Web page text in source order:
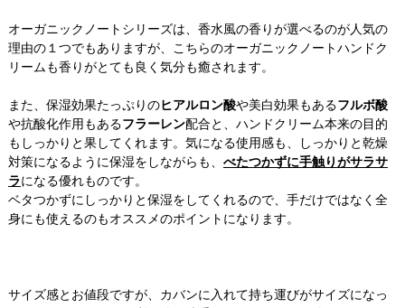
オーガニックノートシリーズは、香水風の香りが選べるのが人気の
理由の１つでもありますが、こちらのオーガニックノートハンドク
リームも香りがとても良く気分も癒されます。
また、保湿効果たっぷりのヒアルロン酸や美白効果もあるフルボ酸
や抗酸化作用もあるフラーレン配合と、ハンドクリーム本来の目的
もしっかりと果してくれます。気になる使用感も、しっかりと乾燥
対策になるように保湿をしながらも、 べたつかずに手触りがサラサ
ラになる優れものです。
ベタつかずにしっかりと保湿をしてくれるので、手だけではなく全
身にも使えるのもオススメのポイントになります。
サイズ感とお値段ですが、カバンに入れて持ち運びがサイズになっ